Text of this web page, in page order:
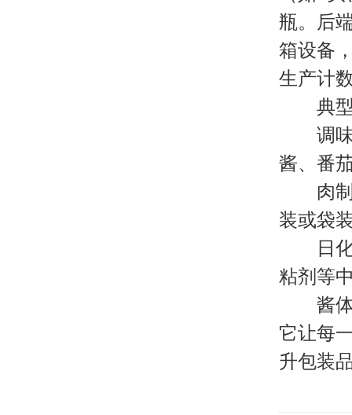
瓶。后
箱设备
生产计
典型
调味
酱、番
肉制
装或袋
日化
粘剂等
酱体
它让每
升包装